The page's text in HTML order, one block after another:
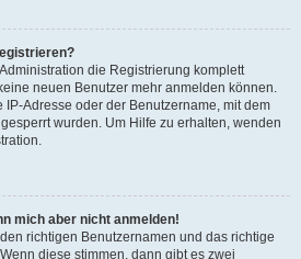
die Registrierung komplett
neuen Benutzer mehr anmelden können.
IP-Adresse oder der Benutzername, mit dem
wurden. Um Hilfe zu erhalten, wenden
mich aber nicht anmelden!
richtigen Benutzernamen und das richtige
diese stimmen, dann gibt es zwei